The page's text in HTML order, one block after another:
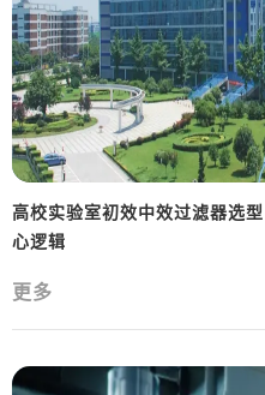
高校实验室初效中效过滤器选
心逻辑
更多